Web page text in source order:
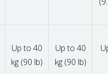
Up to 40
kg (90 lb)
Up to 40
kg (90 lb)